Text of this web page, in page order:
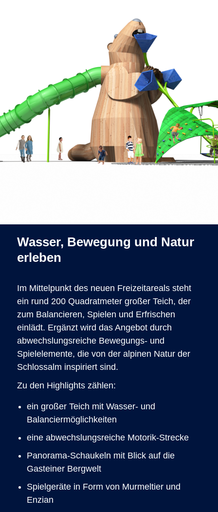
Wasser, Bewegung und Natur
erleben
Im Mittelpunkt des neuen Freizeitareals steht
ein rund 200 Quadratmeter großer Teich, der
zum Balancieren, Spielen und Erfrischen
einlädt. Ergänzt wird das Angebot durch
abwechslungsreiche Bewegungs- und
Spielelemente, die von der alpinen Natur der
Schlossalm inspiriert sind.
Zu den Highlights zählen:
ein großer Teich mit Wasser- und
Balanciermöglichkeiten
eine abwechslungsreiche Motorik-Strecke
Panorama-Schaukeln mit Blick auf die
Gasteiner Bergwelt
Spielgeräte in Form von Murmeltier und
Enzian